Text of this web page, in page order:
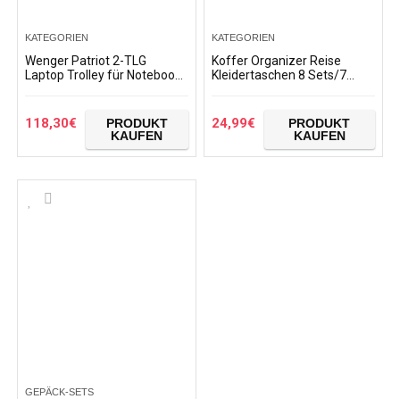
KATEGORIEN
Wenger Patriot 2-TLG
Laptop Trolley für Notebook
Damen Herren…
118,30€
PRODUKT
KAUFEN
KATEGORIEN
Koffer Organizer Reise
Kleidertaschen 8 Sets/7
wasserdichte Schuh…
24,99€
PRODUKT
KAUFEN
GEPÄCK-SETS